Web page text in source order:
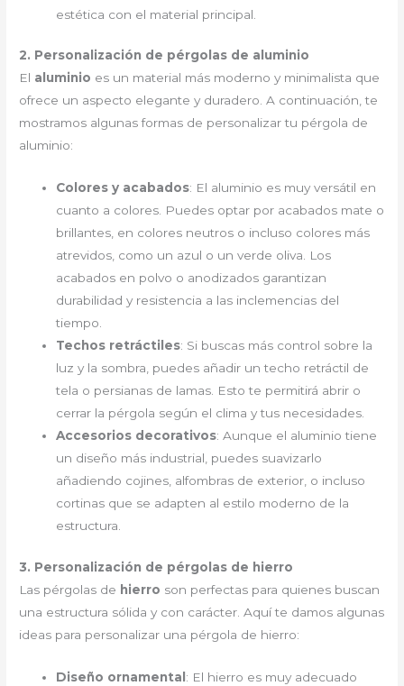
estética con el material principal.
2. Personalización de pérgolas de aluminio
El aluminio es un material más moderno y minimalista que
ofrece un aspecto elegante y duradero. A continuación, te
mostramos algunas formas de personalizar tu pérgola de
aluminio:
Colores y acabados: El aluminio es muy versátil en
cuanto a colores. Puedes optar por acabados mate o
brillantes, en colores neutros o incluso colores más
atrevidos, como un azul o un verde oliva. Los
acabados en polvo o anodizados garantizan
durabilidad y resistencia a las inclemencias del
tiempo.
Techos retráctiles: Si buscas más control sobre la
luz y la sombra, puedes añadir un techo retráctil de
tela o persianas de lamas. Esto te permitirá abrir o
cerrar la pérgola según el clima y tus necesidades.
Accesorios decorativos: Aunque el aluminio tiene
un diseño más industrial, puedes suavizarlo
añadiendo cojines, alfombras de exterior, o incluso
cortinas que se adapten al estilo moderno de la
estructura.
3. Personalización de pérgolas de hierro
Las pérgolas de hierro son perfectas para quienes buscan
una estructura sólida y con carácter. Aquí te damos algunas
ideas para personalizar una pérgola de hierro:
Diseño ornamental : El hierro es muy adecuado